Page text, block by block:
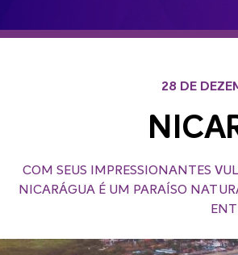
28 DE
COM SEUS IMPRESSIONANTES
NICARÁGUA É UM PARAÍSO